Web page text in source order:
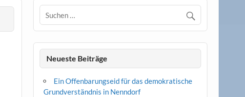
Neueste Beiträge
Ein Offenbarungseid für das demokratische
Grundverständnis in Nenndorf